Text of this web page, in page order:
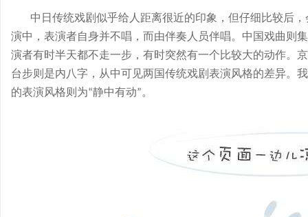
中日传统戏剧似乎给人距离很近的印象，但仔细比较后
演中，表演者自身并不唱，而由伴奏人员伴唱。中国戏曲则
演者有时半天都不走一步，有时突然有一个比较大的动作。
台步则是内八字，从中可见两国传统戏剧表演风格的差异。
的表演风格则为“静中有动”。